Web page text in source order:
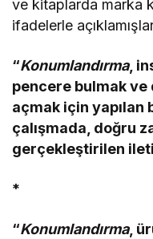
ve kitaplarda marka
ifadelerle
“Konumlandırma,
pencere bulmak ve
açmak için yapılan
çalışmada, doğru
gerçekleştirilen
*
“Konumlandırma,